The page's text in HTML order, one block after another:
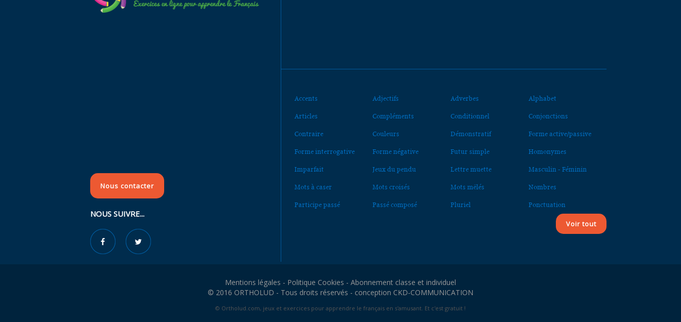
Nous contacter
NOUS SUIVRE...
Accents Adjectifs Adverbes Alphabet
Articles Compléments Conditionnel Conjonctions
Contraire Couleurs Démonstratif Forme active/passive
Forme interrogative Forme négative Futur simple Homonymes
Imparfait Jeux du pendu Lettre muette Masculin - Féminin
Mots à caser Mots croisés Mots mêlés Nombres
Participe passé Passé composé Pluriel Ponctuation
Voir tout
Mentions légales - Politique Cookies - Abonnement classe et individuel
© 2016 ORTHOLUD - Tous droits réservés - conception CKD-COMMUNICATION
© Ortholud.com, jeux et exercices pour apprendre le français en s'amusant. Et c'est gratuit !